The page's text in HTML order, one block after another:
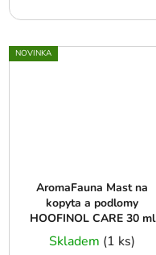
NOVINKA
AromaFauna Mast na
kopyta a podlomy
HOOFINOL CARE 30 ml
Skladem (1 ks)